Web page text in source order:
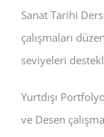
Sanat Tarihi
çalışmaları
seviyeleri
Yurtdışı
ve Desen